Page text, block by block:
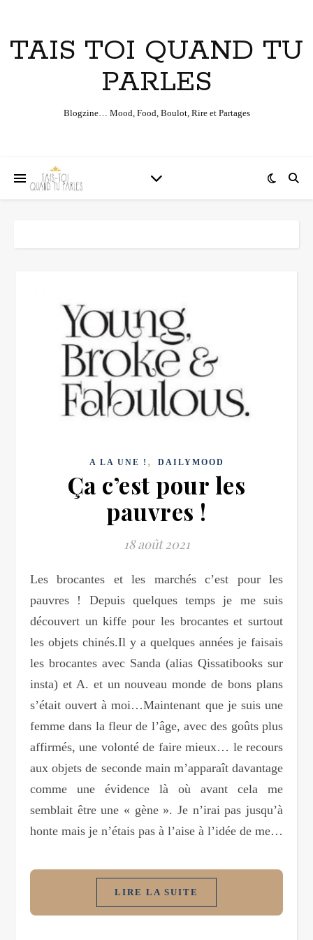
TAIS TOI QUAND TU
PARLES
Blogzine… Mood, Food, Boulot, Rire et Partages
A LA UNE ! , DAILYMOOD
Ça c’est pour les
pauvres !
18 août 2021
Les brocantes et les marchés c’est pour les
pauvres ! Depuis quelques temps je me suis
découvert un kiffe pour les brocantes et surtout
les objets chinés.Il y a quelques années je faisais
les brocantes avec Sanda (alias Qissatibooks sur
insta) et A. et un nouveau monde de bons plans
s’était ouvert à moi…Maintenant que je suis une
femme dans la fleur de l’âge, avec des goûts plus
affirmés, une volonté de faire mieux… le recours
aux objets de seconde main m’apparaît davantage
comme une évidence là où avant cela me
semblait être une « gène ». Je n’irai pas jusqu’à
honte mais je n’étais pas à l’aise à l’idée de me…
LIRE LA SUITE